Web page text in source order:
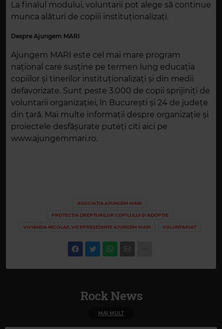
La finalul modului, voluntarii pot alege să continue
munca alături de copiii instituționalizați.
Despre Ajungem MARI
Ajungem MARI este cel mai mare program
naţional care susţine pe termen lung educaţia
copiilor şi tinerilor instituţionalizaţi şi din medii
defavorizate. Sunt peste 3.000 de copii sprijiniţi de
voluntarii organizaţiei, în Bucureşti şi 24 de judeţe
din ţară. Mai multe informații despre organizație și
proiectele desfășurate puteți citi aici pe
www.ajungemmari.ro.
ASOCIAȚIA AJUNGEM MARI
PROTECȚIA DREPTURILOR COPILULUI ȘI ADOPȚIE
VIVIANDA NICOLAE, VICEPREȘEDINTE AJUNGEM MARI VOLUNTARIAT
Rock News
MAI MULT